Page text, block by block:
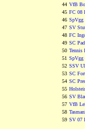
44 VfB
45 FC 08
46 SpVgg
47 SV
48 FC
49 SC
50 Tennis
51 SpVgg
52 SSV
53 SC
54 SC
55
56 SV
57 VfB
58
59 SV 07